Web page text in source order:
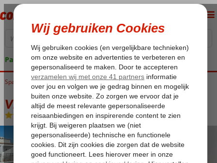
Pakketgarantie
Home
Spanje Balearen Ibiza San Antonio Vibra San Remo
Vibra San Remo
Logies en ontbijt -Hotel